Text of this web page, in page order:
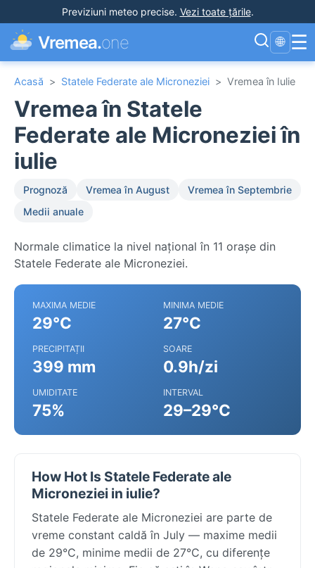
Previziuni meteo precise. Vezi toate țările.
Vremea.one 🌐 ☰
Acasă > Statele Federate ale Microneziei > Vremea în Iulie
Vremea în Statele
Federate ale Microneziei în
iulie
Prognoză Vremea în August
Vremea în Septembrie
Medii anuale
Normale climatice la nivel național în 11 orașe din
Statele Federate ale Microneziei.
MAXIMA MEDIE
29°C
MINIMA MEDIE
27°C
PRECIPITAȚII
399 mm
SOARE
0.9h/zi
UMIDITATE
75%
INTERVAL
29–29°C
How Hot Is Statele Federate ale
Microneziei in iulie?
Statele Federate ale Microneziei are parte de
vreme constant caldă în July — maxime medii
de 29°C, minime medii de 27°C, cu diferențe